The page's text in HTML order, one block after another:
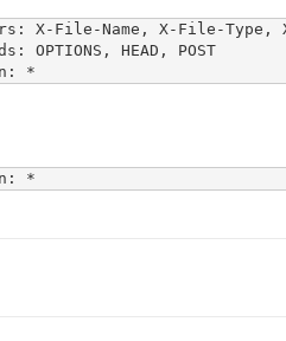
X-File-Name, X-File-Type,
OPTIONS, HEAD, POST